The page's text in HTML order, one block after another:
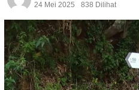
24 Mei 2025
838 Dilihat